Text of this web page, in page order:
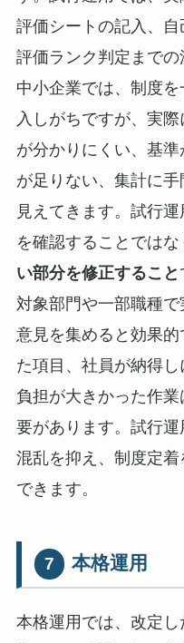
評価シートの記入、自
評価ランク判定までの
中小企業では、制度
入しがちですが、実
が分かりにくい、基
が足りない、集計に
見えてきます。試行
を確認することではな
い部分を修正すること
対象部門や一部職種
意見を集めると効果
た項目、社員が納得
負担が大きかった作
要があります。試行
混乱を抑え、制度定
できます。
7 本格運用
本格運用では、改定